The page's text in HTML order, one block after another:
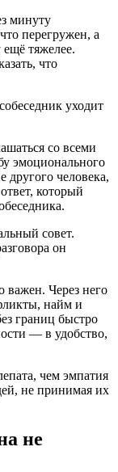
минуту
перегружен, а
тяжелее.
что
уходит
со всеми
эмоционального
другого человека,
который
совет.
он
важен. Через него
найм и
границ быстро
— в удобство,
чем эмпатия
не принимая их
не